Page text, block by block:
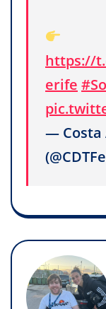
https://
erife
— Costa